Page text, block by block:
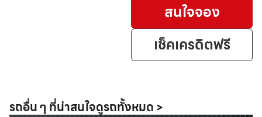
สนใจจอง
เช็คเครดิตฟรี
รถอื่น ๆ ที่น่าสนใจดูรถทั้งหมด >